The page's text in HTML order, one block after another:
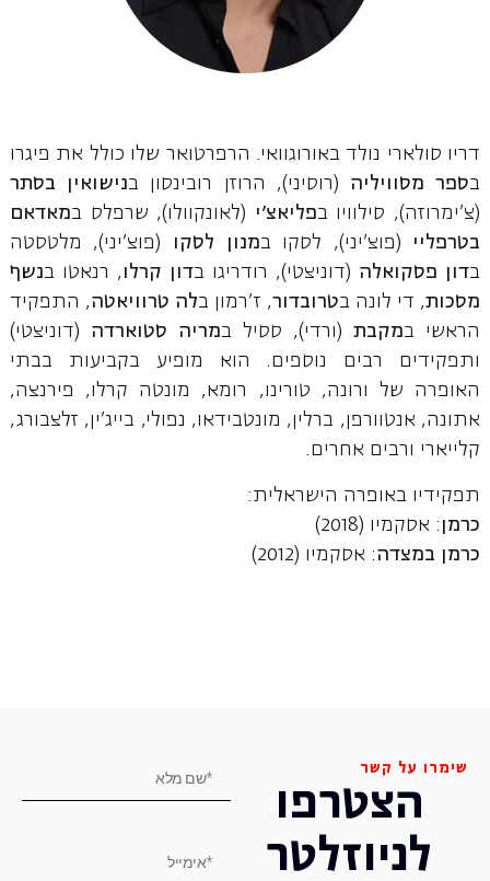
דריו סולארי נולד באורוגוואי. הרפרטואר שלו כולל את פיגרו
בספר מסוויליה (רוסיני), הרוזן רובינסון בנישואין בסתר
(צ'ימרוזה), סילוויו בפליאצ'י (לאונקוולו), שרפלס במאדאם
בטרפליי
(פוצ'יני), לסקו במנון לסקו
(פוצ'יני), מלטסטה
בדון פסקואלה (דוניצטי), רודריגו בדון קרלו , רנאטו בנשף
מסכות, די לונה בטרובדור, ז'רמון בלה טרוויאטה, התפקיד
הראשי במקבת(ורדי), ססיל במריה סטוארדה (דוניצטי)
ותפקידים רבים נוספים. הוא מופיע בקביעות בבתי
האופרה של ורונה, טורינו, רומא, מונטה קרלו, פירנצה,
אתונה, אנטוורפן, ברלין, מונטבידאו, נפולי, בייג'ין, זלצבורג,
קלייארי ורבים אחרים.
תפקידיו באופרה הישראלית:
כרמן : אסקמיו (2018)
כרמן במצדה: אסקמיו (2012)
שימרו על קשר
הצטרפו
לניוזלטר